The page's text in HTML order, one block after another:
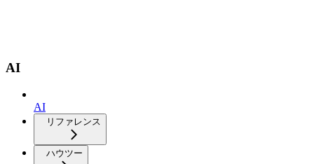
AI
AI
リファレンス
ハウツー